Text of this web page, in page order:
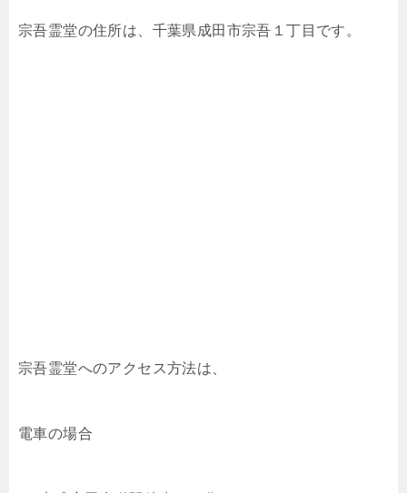
宗吾霊堂の住所は、千葉県成田市宗吾１丁目です。
宗吾霊堂へのアクセス方法は、
電車の場合